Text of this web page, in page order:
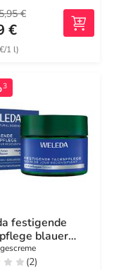
€
€
1 l)
3
festigende
blauer
Edelweiss
(2)